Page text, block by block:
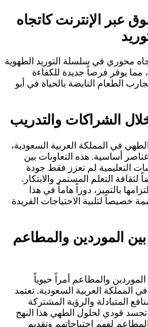
عبر الإنترنت كاتجاه
محوري في سلسلة التوريد الطهوية
مما يوفر فرصاً جديدة للكفاءة
الطعام النابضة بالحياة في أبو
الشراكات والتدريب
في المملكة العربية السعودية،
أساسية. هذه التعاونات بين
التعليمية لم تعزز فقط جودة
التعلم المستمر والابتكار.
بالتميز، دوراً هاماً في هذا
خصيصاً لتلبية الاحتياجات الفريدة
الموردين والمطاعم
والمطاعم أمراً حيوياً
المملكة العربية السعودية. تعتمد
المتبادلة والرؤية المشتركة
تجسد قودي لحلول الطهي هذا النهج
لفهم احتياجاتهم وتقديم